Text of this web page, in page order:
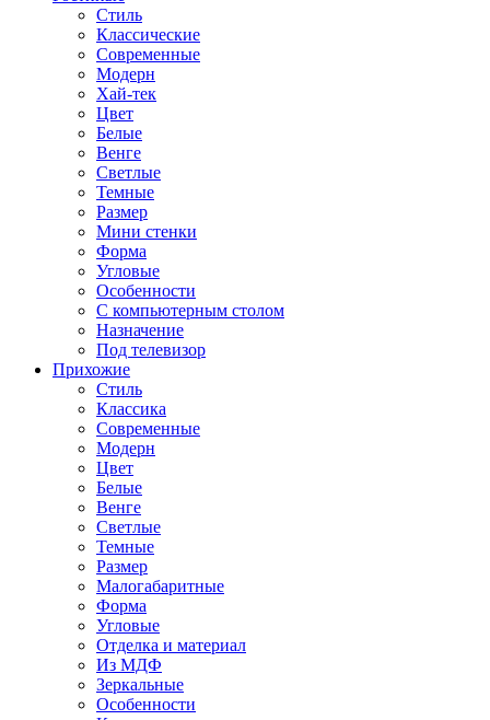
Стиль
Классические
Современные
Модерн
Хай-тек
Цвет
Белые
Венге
Светлые
Темные
Размер
Мини стенки
Форма
Угловые
Особенности
С компьютерным столом
Назначение
Под телевизор
Прихожие
Стиль
Классика
Современные
Модерн
Цвет
Белые
Венге
Светлые
Темные
Размер
Малогабаритные
Форма
Угловые
Отделка и материал
Из МДФ
Зеркальные
Особенности